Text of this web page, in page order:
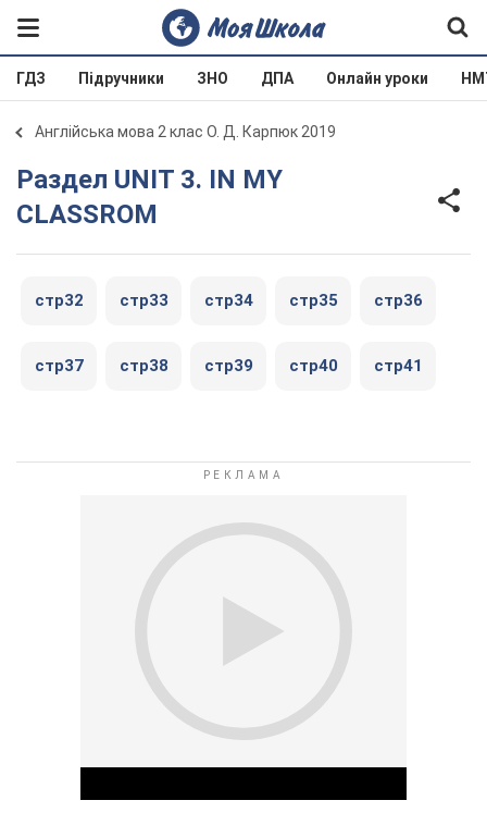
ГДЗ Підручники ЗНО ДПА Онлайн уроки
Англійська мова 2 клас О. Д. Карпюк 2019
Раздел UNIT 3. IN MY
CLASSROM
стр32 стр33 стр34 стр35 стр36
стр37 стр38 стр39 стр40 стр41